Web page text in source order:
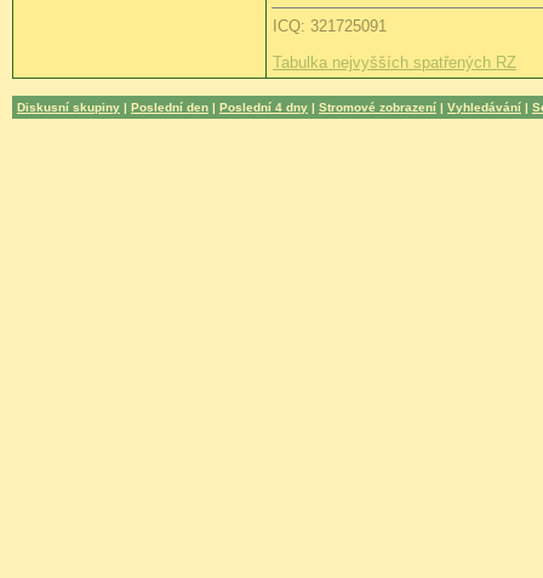
ICQ: 321725091
Tabulka nejvyšších spatřených RZ
Diskusní skupiny | Poslední den | Poslední 4 dny | Stromové zobrazení | Vyhledávání |